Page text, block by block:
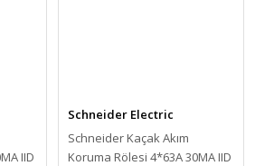
IID
Schneider Electric
Schneider Kaçak Akım
Koruma Rölesi 4*63A 30MA IID